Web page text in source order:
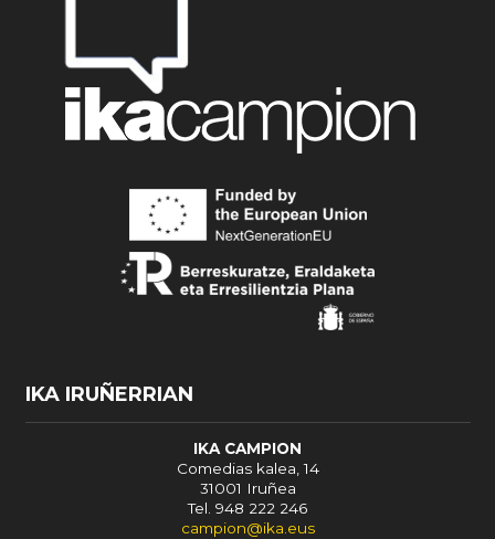
IKA IRUÑERRIAN
IKA CAMPION
Comedias kalea, 14
31001 Iruñea
Tel. 948 222 246
campion@ika.eus